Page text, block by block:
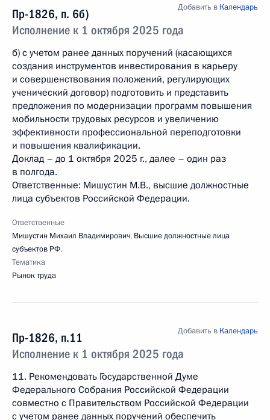
Пр-1826, п. 6б)
Исполнение к 1 октября 2025 года
Добавить в Календарь
б) с учетом ранее данных поручений (касающихся
создания инструментов инвестирования в карьеру
и совершенствования положений, регулирующих
ученический договор) подготовить и представить
предложения по модернизации программ повышения
мобильности трудовых ресурсов и увеличению
эффективности профессиональной переподготовки
и повышения квалификации.
Доклад – до 1 октября 2025 г., далее – один раз
в полгода.
Ответственные: Мишустин М.В., высшие должностные
лица субъектов Российской Федерации.
Ответственные
Мишустин Михаил Владимирович, Высшие должностные лица
субъектов РФ,
Тематика
Рынок труда
Пр-1826, п.11
Исполнение к 1 октября 2025 года
Добавить в Календарь
11. Рекомендовать Государственной Думе
Федерального Собрания Российской Федерации
совместно с Правительством Российской Федерации
с учетом ранее данных поручений обеспечить